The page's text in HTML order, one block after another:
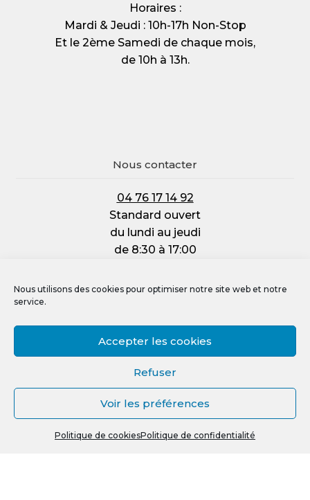
Nous utilisons des cookies pour optimiser notre site web et notre
service.
Accepter les cookies
Refuser
Voir les préférences
Politique de cookiesPolitique de confidentialité
Horaires :
Mardi & Jeudi : 10h-17h Non-Stop
Et le 2ème Samedi de chaque mois,
de 10h à 13h.
Nous contacter
04 76 17 14 92
Standard ouvert
du lundi au jeudi
de 8:30 à 17:00
de 8:30 à 12:00
Mentions légales
Politique de cookies (UE)
Crédit photos, vidéos et illustrations
Recherche
0